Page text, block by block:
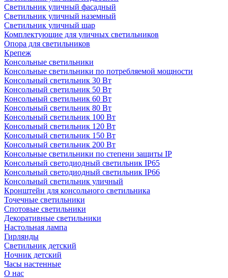
Светильник уличный фасадный
Светильник уличный наземный
Cветильник уличный шар
Комплектующие для уличных светильников
Опора для светильников
Крепеж
Консольные светильники
Консольные светильники по потребляемой мощности
Консольный светильник 30 Вт
Консольный светильник 50 Вт
Консольный светильник 60 Вт
Консольный светильник 80 Вт
Консольный светильник 100 Вт
Консольный светильник 120 Вт
Консольный светильник 150 Вт
Консольный светильник 200 Вт
Консольные светильники по степени защиты IP
Консольный светодиодный светильник IP65
Консольный светодиодный светильник IP66
Консольный светильник уличный
Кронштейн для консольного светильника
Точечные светильники
Спотовые светильники
Декоративные светильники
Настольная лампа
Гирлянды
Светильник детский
Ночник детский
Часы настенные
О нас